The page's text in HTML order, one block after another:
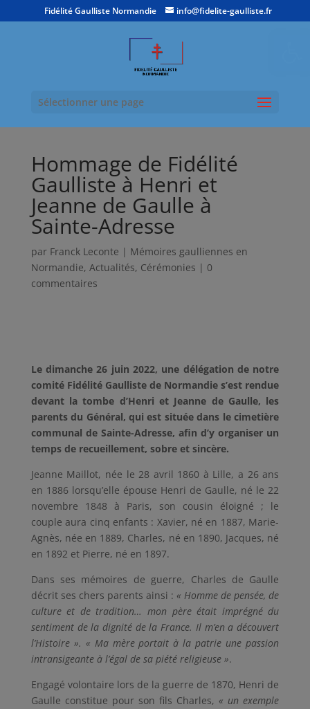
Fidélité Gaulliste Normandie info@fidelite-gaulliste.fr
Sélectionner une page
Hommage de Fidélité
Gaulliste à Henri et
Jeanne de Gaulle à
Sainte-Adresse
par Franck Leconte | Mémoires gaulliennes en
Normandie, Actualités, Cérémonies | 0
commentaires
Le dimanche 26 juin 2022, une délégation de notre
comité Fidélité Gaulliste de Normandie s’est rendue
devant la tombe d’Henri et Jeanne de Gaulle, les
parents du Général, qui est située dans le cimetière
communal de Sainte-Adresse, afin d’y organiser un
temps de recueillement, sobre et sincère.
Jeanne Maillot, née le 28 avril 1860 à Lille, a 26 ans
en 1886 lorsqu’elle épouse Henri de Gaulle, né le 22
novembre 1848 à Paris, son cousin éloigné ; le
couple aura cinq enfants : Xavier, né en 1887, Marie-
Agnès, née en 1889, Charles, né en 1890, Jacques, né
en 1892 et Pierre, né en 1897.
Dans ses mémoires de guerre, Charles de Gaulle
décrit ses chers parents ainsi : « Homme de pensée, de
culture et de tradition… mon père était imprégné du
sentiment de la dignité de la France. Il m’en a découvert
l’Histoire ». « Ma mère portait à la patrie une passion
intransigeante à l’égal de sa piété religieuse ».
Engagé volontaire lors de la guerre de 1870, Henri de
Gaulle constitue pour son fils Charles, « un exemple